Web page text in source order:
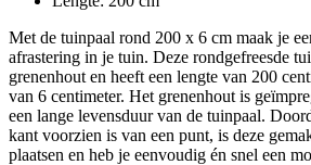
Met de tuinpaal rond 200 x 6 cm maak je
afrastering in je tuin. Deze rondgefreesde
grenenhout en heeft een lengte van 200
van 6 centimeter. Het grenenhout is
een lange levensduur van de tuinpaal.
kant voorzien is van een punt, is deze
plaatsen en heb je eenvoudig én snel een